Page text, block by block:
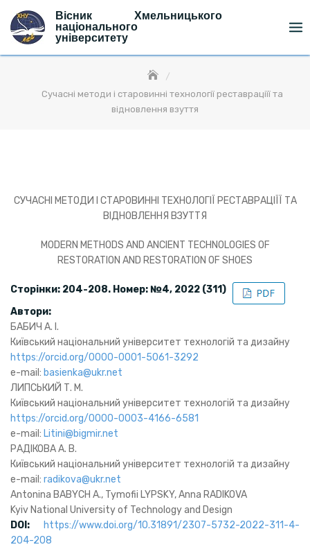
content
Вісник Хмельницького
національного
університету
Сучасні методи і старовинні технології реставраціїї та
відновлення взуття
СУЧАСНІ МЕТОДИ І СТАРОВИННІ ТЕХНОЛОГІЇ РЕСТАВРАЦІЇЇ ТА
ВІДНОВЛЕННЯ ВЗУТТЯ
MODERN METHODS AND ANCIENT TECHNOLOGIES OF
RESTORATION AND RESTORATION OF SHOES
Сторінки: 204-208. Номер: №4, 2022 (311)
Автори:
БАБИЧ А. І.
Київський національний університет технологій та дизайну
https://orcid.org/0000-0001-5061-3292
e-mail: basienka@ukr.net
ЛИПСЬКИЙ Т. М.
Київський національний університет технологій та дизайну
https://orcid.org/0000-0003-4166-6581
e-mail: Litini@bigmir.net
РАДІКОВА А. В.
Київський національний університет технологій та дизайну
e-mail: radikova@ukr.net
Antonina BABYCH A., Tymofii LYPSKY, Anna RADIKOVA
Kyiv National University of Technology and Design
DOI:
https://www.doi.org/10.31891/2307-5732-2022-311-4-
204-208